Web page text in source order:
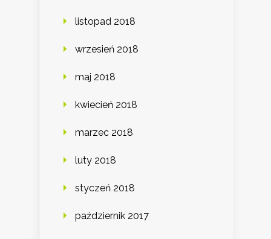
listopad 2018
wrzesień 2018
maj 2018
kwiecień 2018
marzec 2018
luty 2018
styczeń 2018
październik 2017